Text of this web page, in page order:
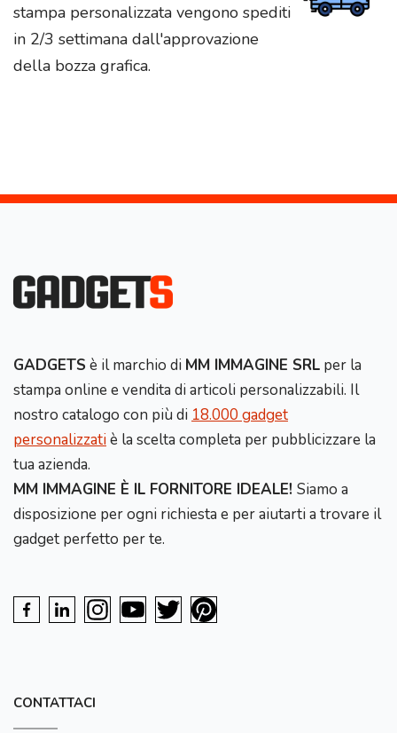
stampa personalizzata vengono spediti
in 2/3 settimana dall'approvazione
della bozza grafica.
GADGETS è il marchio di MM IMMAGINE SRL per la
stampa online e vendita di articoli personalizzabili. Il
nostro catalogo con più di 18.000 gadget
personalizzatiè la scelta completa per pubblicizzare la
tua azienda.
MM IMMAGINE È IL FORNITORE IDEALE! Siamo a
disposizione per ogni richiesta e per aiutarti a trovare il
gadget perfetto per te.
CONTATTACI